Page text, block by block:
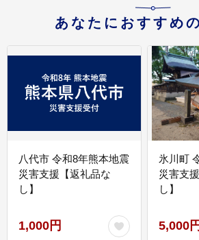
あなたにおすすめ
八代市 令和8年熊本地震
災害支援【返礼品な
し】
1,000円
氷川町
災害支
し】
5,000円